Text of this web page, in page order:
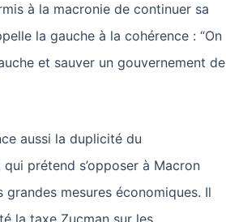
à la macronie de continuer sa
la gauche à la cohérence : “On
et sauver un gouvernement de
aussi la duplicité du
prétend s’opposer à Macron
mesures économiques. Il
la taxe Zucman sur les